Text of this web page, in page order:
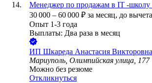
Менеджер по продажам в IT -школу
30 000 – 60 000 ₽ за месяц, до
Опыт 1-3 года
Выплаты: Два раза в месяц
ИП Шкареда Анастасия Викторовна
Мариуполь, Олимпийская улица, 177
Можно без резюме
Откликнуться